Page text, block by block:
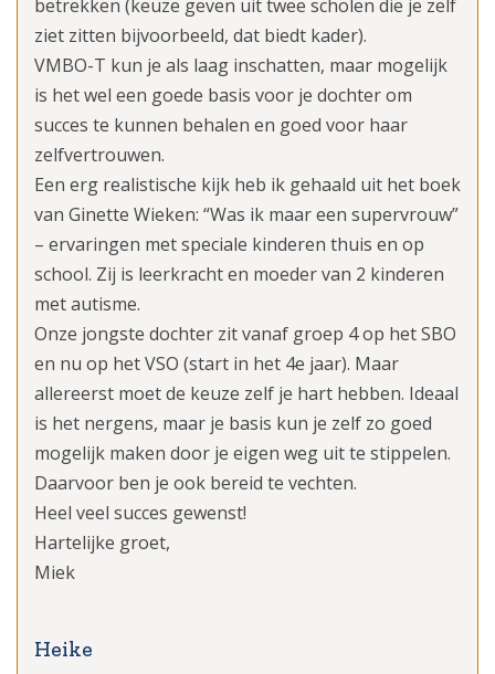
betrekken (keuze geven uit twee scholen die je zelf
ziet zitten bijvoorbeeld, dat biedt kader).
VMBO-T kun je als laag inschatten, maar mogelijk
is het wel een goede basis voor je dochter om
succes te kunnen behalen en goed voor haar
zelfvertrouwen.
Een erg realistische kijk heb ik gehaald uit het boek
van Ginette Wieken: “Was ik maar een supervrouw”
– ervaringen met speciale kinderen thuis en op
school. Zij is leerkracht en moeder van 2 kinderen
met autisme.
Onze jongste dochter zit vanaf groep 4 op het SBO
en nu op het VSO (start in het 4e jaar). Maar
allereerst moet de keuze zelf je hart hebben. Ideaal
is het nergens, maar je basis kun je zelf zo goed
mogelijk maken door je eigen weg uit te stippelen.
Daarvoor ben je ook bereid te vechten.
Heel veel succes gewenst!
Hartelijke groet,
Miek
Heike